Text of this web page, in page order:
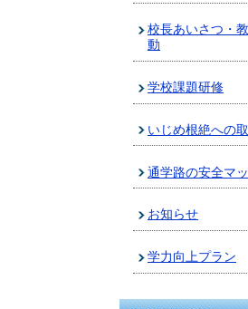
校長あいさつ・
動
学校課題研修
いじめ根絶への
通学路の安全マ
お知らせ
学力向上プラン